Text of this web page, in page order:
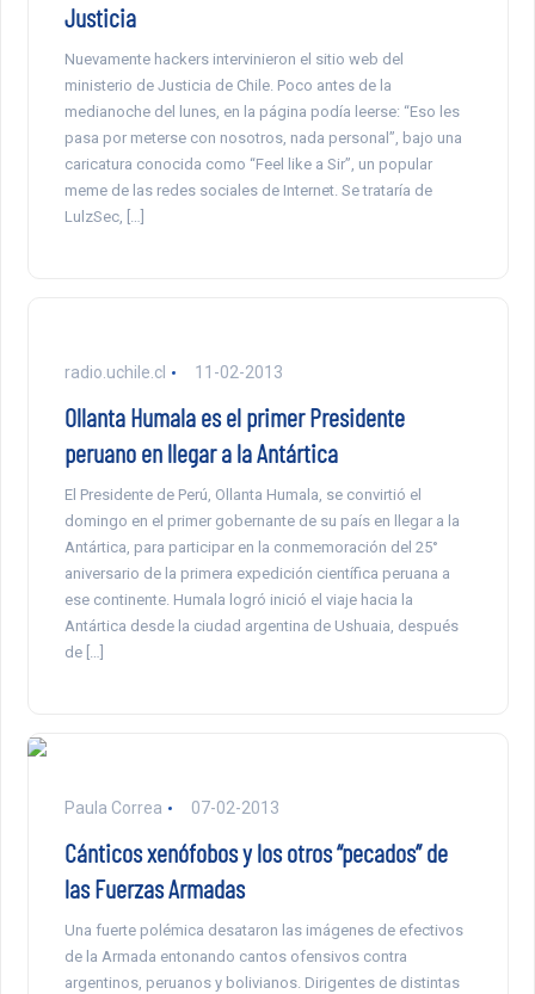
Justicia
Nuevamente hackers intervinieron el sitio web del
ministerio de Justicia de Chile. Poco antes de la
medianoche del lunes, en la página podía leerse: “Eso les
pasa por meterse con nosotros, nada personal”, bajo una
caricatura conocida como “Feel like a Sir”, un popular
meme de las redes sociales de Internet. Se trataría de
LulzSec, […]
radio.uchile.cl 11-02-2013
Ollanta Humala es el primer Presidente
peruano en llegar a la Antártica
El Presidente de Perú, Ollanta Humala, se convirtió el
domingo en el primer gobernante de su país en llegar a la
Antártica, para participar en la conmemoración del 25°
aniversario de la primera expedición científica peruana a
ese continente. Humala logró inició el viaje hacia la
Antártica desde la ciudad argentina de Ushuaia, después
de […]
Paula Correa 07-02-2013
Cánticos xenófobos y los otros “pecados” de
las Fuerzas Armadas
Una fuerte polémica desataron las imágenes de efectivos
de la Armada entonando cantos ofensivos contra
argentinos, peruanos y bolivianos. Dirigentes de distintas